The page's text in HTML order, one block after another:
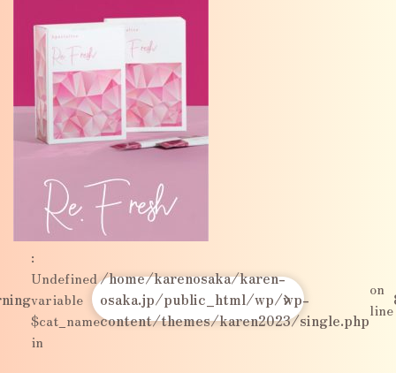
:
Undefined
variable
$cat_name
in
/home/karenosaka/karen-
osaka.jp/public_html/wp/wp-
content/themes/karen2023/single.php
on
line